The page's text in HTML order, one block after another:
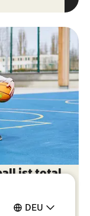
DEU
ist total